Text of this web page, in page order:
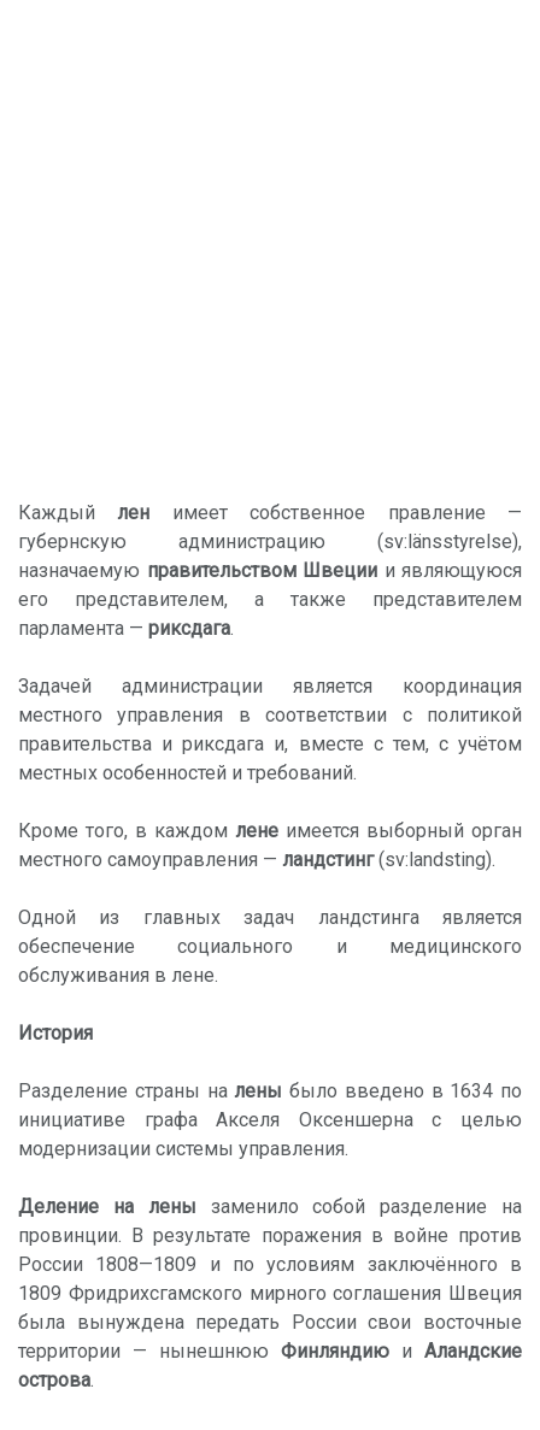
Каждыйлен имеет собственное правление —
губернскую администрацию (sv:länsstyrelse),
назначаемую правительством Швеции и являющуюся
его представителем, а также представителем
парламента — риксдага.
Задачей администрации является координация
местного управления в соответствии с политикой
правительства и риксдага и, вместе с тем, с учётом
местных особенностей и требований.
Кроме того, в каждом лене имеется выборный орган
местного самоуправления — ландстинг(sv:landsting).
Одной из главных задач ландстинга является
обеспечение социального и медицинского
обслуживания в лене.
История
Разделение страны налены было введено в 1634 по
инициативе графа Акселя Оксеншерна с целью
модернизации системы управления.
Деление на лены заменило собой разделение на
провинции. В результате поражения в войне против
России 1808—1809 и по условиям заключённого в
1809 Фридрихсгамского мирного соглашения Швеция
была вынуждена передать России свои восточные
территории — нынешнюю Финляндию и Аландские
острова.